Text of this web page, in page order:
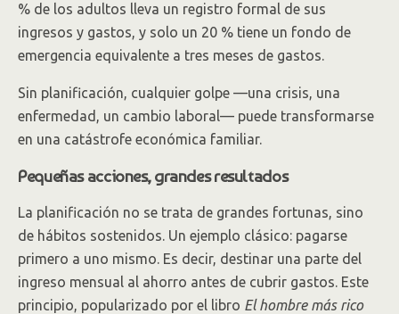
% de los adultos lleva un registro formal de sus
ingresos y gastos, y solo un 20 % tiene un fondo de
emergencia equivalente a tres meses de gastos.
Sin planificación, cualquier golpe —una crisis, una
enfermedad, un cambio laboral— puede transformarse
en una catástrofe económica familiar.
Pequeñas acciones, grandes resultados
La planificación no se trata de grandes fortunas, sino
de hábitos sostenidos. Un ejemplo clásico: pagarse
primero a uno mismo. Es decir, destinar una parte del
ingreso mensual al ahorro antes de cubrir gastos. Este
principio, popularizado por el libro El hombre más rico